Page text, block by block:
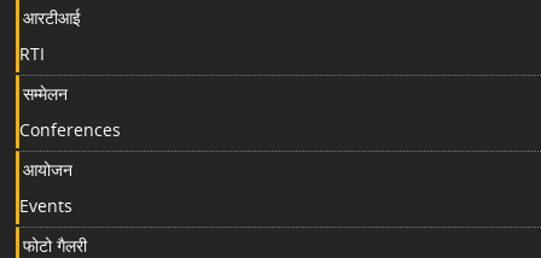
आरटीआई
RTI
सम्मेलन
Conferences
आयोजन
Events
फोटो गैलरी